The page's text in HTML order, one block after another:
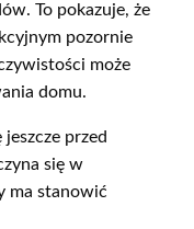
To pokazuje, że
pozornie
może
domu.
przed
się w
ma stanowić